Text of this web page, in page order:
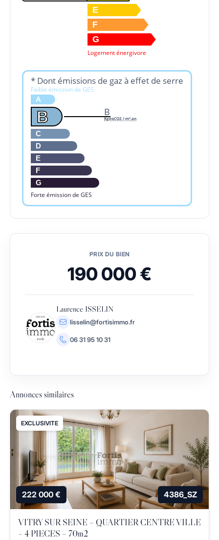
E
F
G
Logement énergivore
* Dont émissions de gaz à effet de serre
Faible émission de GES
A
B
C
D
E
F
G
Forte émission de GES
B
KgéqCO2 / m².an
PRIX DU BIEN
190 000 €
Laurence ISSELIN
lisselin@fortisimmo.fr
06 31 95 10 31
Annonces similaires
EXCLUSIVITE
222 000 € 4386_SZ
VITRY SUR SEINE – QUARTIER CENTRE VILLE
– 4 PIECES – 70m2